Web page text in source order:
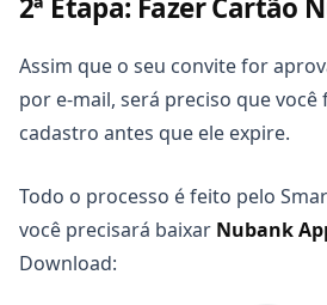
2ª Etapa: Fazer Cartão
Assim que o seu convite for
por e-mail, será preciso que você
cadastro antes que ele expire.
Todo o processo é feito pelo
você precisará baixar Nubank
Download: